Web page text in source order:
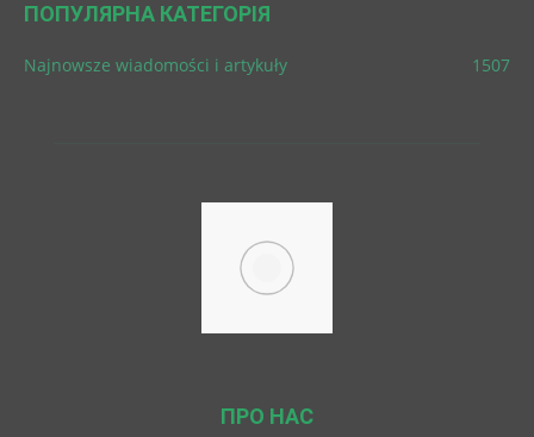
ПОПУЛЯРНА КАТЕГОРІЯ
Najnowsze wiadomości i artykuły 1507
ПРО НАС